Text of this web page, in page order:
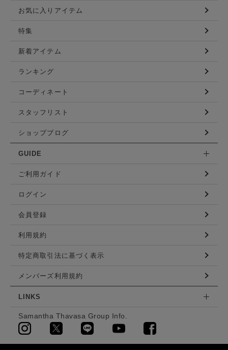
お気に入りアイテム
特集
新着アイテム
ランキング
コーディネート
スタッフリスト
ショップブログ
GUIDE
ご利用ガイド
ログイン
会員登録
利用規約
特定商取引法に基づく表示
メンバーズ利用規約
LINKS
Samantha Thavasa Group Info.